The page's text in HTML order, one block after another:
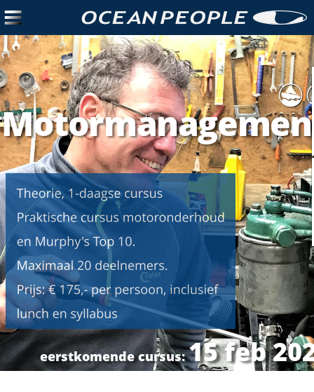
eerstkomende cursus: 15 feb